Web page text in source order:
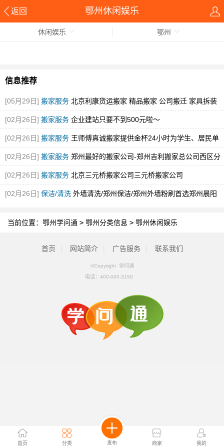
返回 鄂州休闲娱乐
首页 分类 发布 商家 我的
休闲娱乐 鄂州
信息推荐
[05月29日] 搬家服务 北京利康货运搬家 精品搬家 公司搬迁 家具拆装
[图]
[02月26日] 搬家服务 企业建站只要不到500元啦～
[02月26日] 搬家服务 王师傅真诚搬家提供金杯24小时为学生、居民单
身贵族[图]
[02月26日] 搬家服务 郑州最好的搬家公司-郑州吉利搬家总公司西区分
公司[图]
[02月26日] 搬家服务 北京三元桥搬家公司三元桥搬家公司
[02月26日] 保洁/清洗 外墙清洗/郑州保洁/郑州外墙粉刷首选郑州晨阳
当前位置： 鄂州学问通 > 鄂州分类信息 > 鄂州休闲娱乐
首页 网站简介 广告服务 联系我们
©Copyright 学问通
电话： 400-000-3150